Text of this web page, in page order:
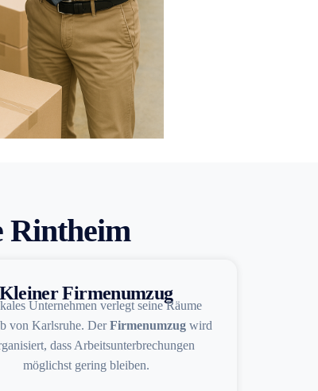
Rintheim
Kleiner Firmenumzug
Unternehmen verlegt seine Räume
von Karlsruhe. DerFirmenumzug wird
dass Arbeitsunterbrechungen
möglichst gering bleiben.